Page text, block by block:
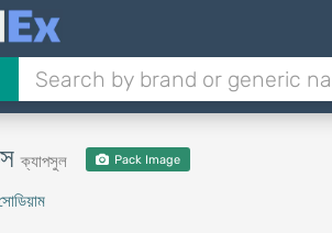
ক্যাপসুল Pack Image